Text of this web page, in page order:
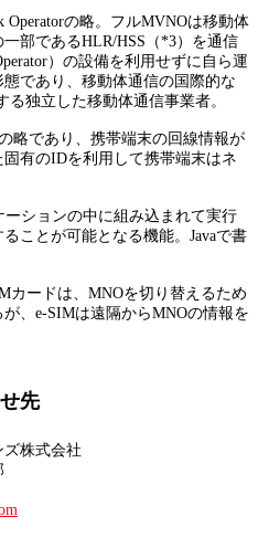
Operatorの略。フルMVNOは移動体
部であるHLR/HSS（*3）を通信
）の設備を利用せずに自ら運
であり、移動体通信の国際的な
独立した移動体通信事業者。
略であり、携帯端末の回線情報が
有のIDを利用して携帯端末はネ
ションの中に組み込まれて実行
ことが可能となる機能。Javaで書
カードは、MNOを切り替えるため
、e-SIMは遠隔からMNOの情報を
先
株式会社